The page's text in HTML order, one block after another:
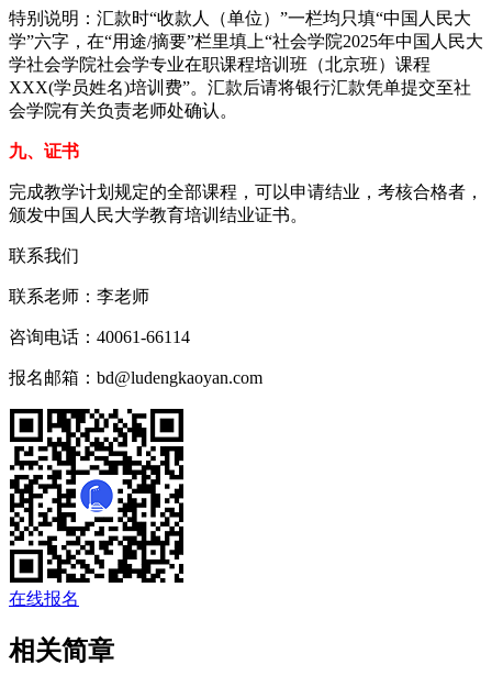
特别说明：汇款时“收款人（单位）”一栏均只填“中国人民大
学”六字，在“用途/摘要”栏里填上“社会学院2025年中国人民大
学社会学院社会学专业在职课程培训班（北京班）课程
XXX(学员姓名)培训费”。汇款后请将银行汇款凭单提交至社
会学院有关负责老师处确认。
九、证书
完成教学计划规定的全部课程，可以申请结业，考核合格者，
颁发中国人民大学教育培训结业证书。
联系我们
联系老师： 李老师
咨询电话： 40061-66114
报名邮箱： bd@ludengkaoyan.com
在线报名
相关简章